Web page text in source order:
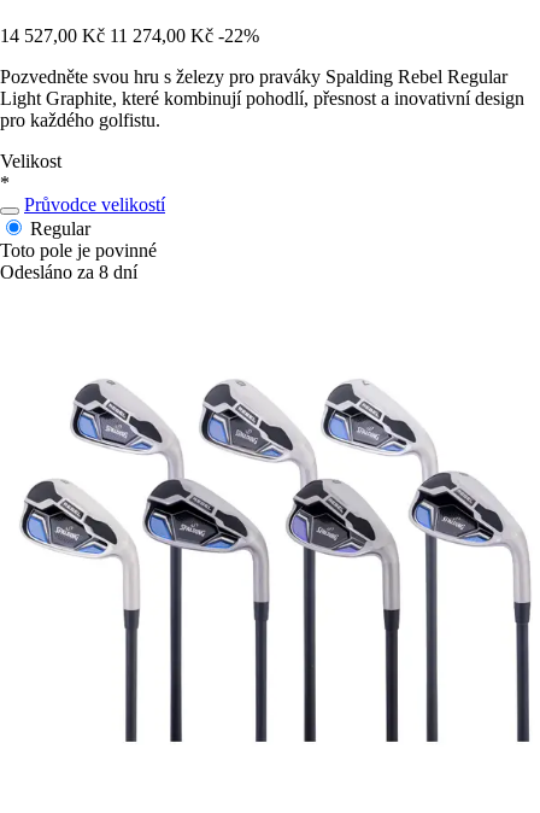
14 527,00 Kč 11 274,00 Kč -22%
Pozvedněte svou hru s železy pro praváky Spalding Rebel Regular
Light Graphite, které kombinují pohodlí, přesnost a inovativní design
pro každého golfistu.
Velikost
*
Průvodce velikostí
Regular
Toto pole je povinné
Odesláno za 8 dní